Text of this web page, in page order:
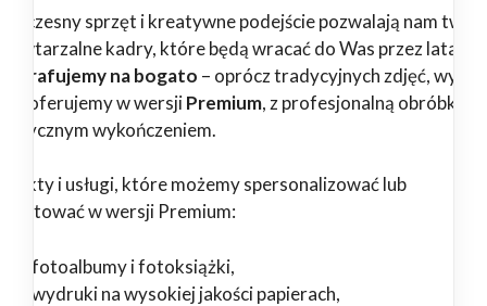
sprzęt i kreatywne podejście pozwalają nam
kadry, które będą wracać do Was przez lata.
na bogato – oprócz tradycyjnych zdjęć,
oferujemy w wersjiPremium, z profesjonalną obróbką i
wykończeniem.
i usługi, które możemy spersonalizować lub
w wersji Premium:
fotoalbumy i fotoksiążki,
wydruki na wysokiej jakości papierach,